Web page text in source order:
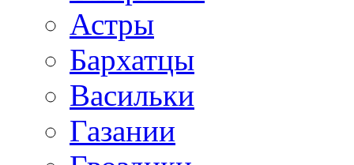
Астры
Бархатцы
Васильки
Газании